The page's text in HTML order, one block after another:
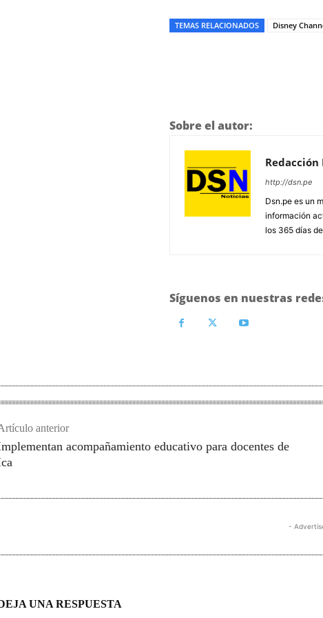
TEMAS RELACIONADOS Disney
Sobre el autor:
Redacción
http://dsn.pe
Dsn.pe es un
información
los 365 días
Síguenos en nuestras
anterior
acompañamiento educativo para docentes de
-
UNA RESPUESTA